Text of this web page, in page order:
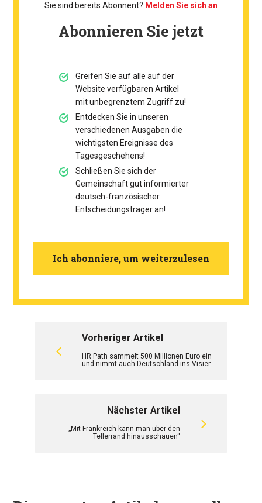
Sie sind bereits Abonnent? Melden Sie sich an
Abonnieren Sie jetzt
Greifen Sie auf alle auf der
Website verfügbaren Artikel
mit unbegrenztem Zugriff zu!
Entdecken Sie in unseren
verschiedenen Ausgaben die
wichtigsten Ereignisse des
Tagesgeschehens!
Schließen Sie sich der
Gemeinschaft gut informierter
deutsch-französischer
Entscheidungsträger an!
Ich abonniere, um weiterzulesen
Vorheriger Artikel
HR Path sammelt 500 Millionen Euro ein
und nimmt auch Deutschland ins Visier
Nächster Artikel
„Mit Frankreich kann man über den
Tellerrand hinausschauen“